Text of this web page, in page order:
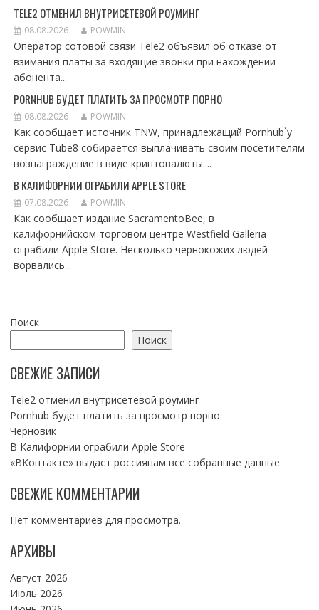
TELE2 ОТМЕНИЛ ВНУТРИСЕТЕВОЙ РОУМИНГ
08.08.2026 POWMIN
Оператор сотовой связи Tele2 объявил об отказе от
взимания платы за входящие звонки при нахождении
абонента...
PORNHUB БУДЕТ ПЛАТИТЬ ЗА ПРОСМОТР ПОРНО
08.08.2026 POWMIN
Как сообщает источник TNW, принадлежащий Pornhub`у
сервис Tube8 собирается выплачивать своим посетителям
вознаграждение в виде криптовалюты....
В КАЛИФОРНИИ ОГРАБИЛИ APPLE STORE
07.08.2026 POWMIN
Как сообщает издание SacramentoBee, в
калифорнийском торговом центре Westfield Galleria
ограбили Apple Store. Несколько чернокожих людей
ворвались...
Поиск
Поиск
СВЕЖИЕ ЗАПИСИ
Tele2 отменил внутрисетевой роуминг
Pornhub будет платить за просмотр порно
Черновик
В Калифорнии ограбили Apple Store
«ВКонтакте» выдаст россиянам все собранные данные
СВЕЖИЕ КОММЕНТАРИИ
Нет комментариев для просмотра.
АРХИВЫ
Август 2026
Июль 2026